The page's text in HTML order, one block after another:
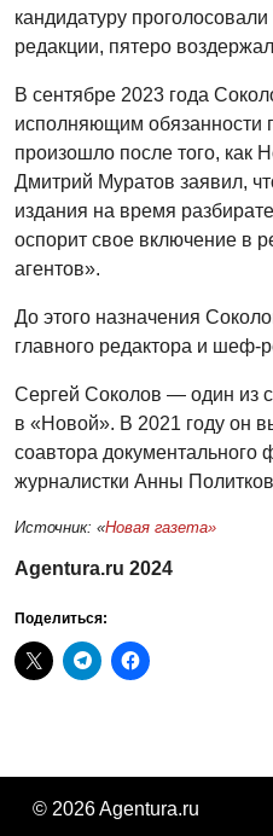
кандидатуру
редакции, пятеро
В сентябре 2023 года
исполняющим обязанности
произошло после того, как
Дмитрий Муратов заявил,
издания на время
оспорит свое включение в
агентов».
До этого назначения
главного редактора и шеф-
Сергей Соколов — один из
в «Новой». В 2021 году он
соавтора документального
журналистки Анны
Источник: «Новая газета»
Agentura.ru 2024
Поделиться:
© 2026 Agentura.ru